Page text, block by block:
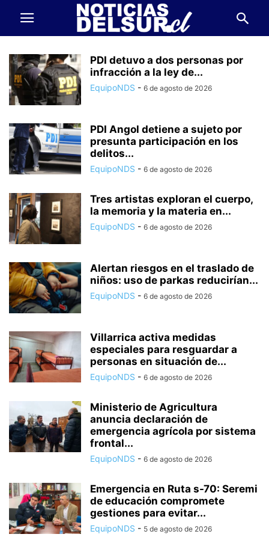
PDI detuvo a dos personas por
infracción a la ley de...
EquipoNDS - 6 de agosto de 2026
PDI Angol detiene a sujeto por
presunta participación en los
delitos...
EquipoNDS - 6 de agosto de 2026
Tres artistas exploran el cuerpo,
la memoria y la materia en...
EquipoNDS - 6 de agosto de 2026
Alertan riesgos en el traslado de
niños: uso de parkas reducirían...
EquipoNDS - 6 de agosto de 2026
Villarrica activa medidas
especiales para resguardar a
personas en situación de...
EquipoNDS - 6 de agosto de 2026
Ministerio de Agricultura
anuncia declaración de
emergencia agrícola por sistema
frontal...
EquipoNDS - 6 de agosto de 2026
Emergencia en Ruta s-70: Seremi
de educación compromete
gestiones para evitar...
EquipoNDS - 5 de agosto de 2026